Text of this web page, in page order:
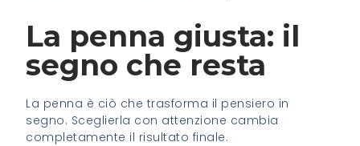
La penna giusta: il
segno che resta
La penna è ciò che trasforma il pensiero in
segno. Sceglierla con attenzione cambia
completamente il risultato finale.